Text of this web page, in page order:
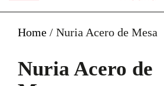
Home / Nuria Acero de Mesa
Nuria Acero de